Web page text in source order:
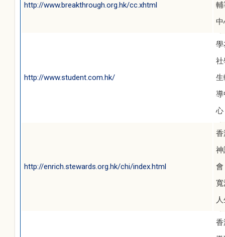
http://www.breakthrough.org.hk/cc.xhtml
輔
中
http://www.student.com.hk/
學
社
生
導
心
http://enrich.stewards.org.hk/chi/index.html
香
神
會
寬
香